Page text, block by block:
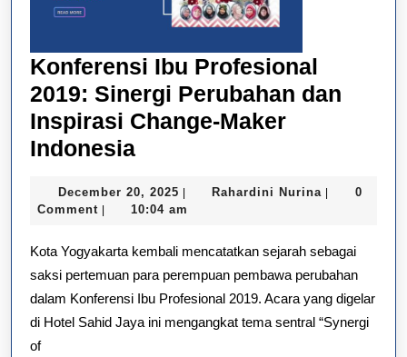
Konferensi Ibu Profesional
2019: Sinergi Perubahan dan
Inspirasi Change-Maker
IndonesiaKonferensi
Profesional
Sinergi
Perubahan
dan
Inspirasi
December 20, 2025 December
20,
Rahardini Nurina Rahardini
0
Comment
10:04 am
Kota Yogyakarta kembali mencatatkan sejarah sebagai
saksi pertemuan para perempuan pembawa perubahan
dalam Konferensi Ibu Profesional 2019. Acara yang digelar
di Hotel Sahid Jaya ini mengangkat tema sentral “Synergi
of